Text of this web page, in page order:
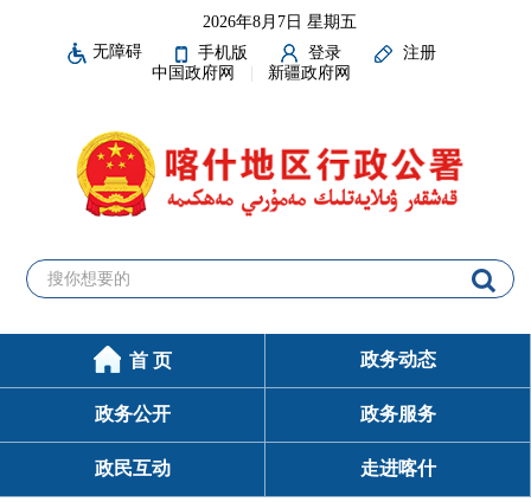
2026年8月7日 星期五
无障碍
手机版 登录
注册
中国政府网
新疆政府网
首 页 政务动态
政务公开 政务服务
政民互动 走进喀什